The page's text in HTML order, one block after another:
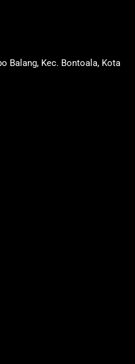
Balang, Kec. Bontoala, Kota